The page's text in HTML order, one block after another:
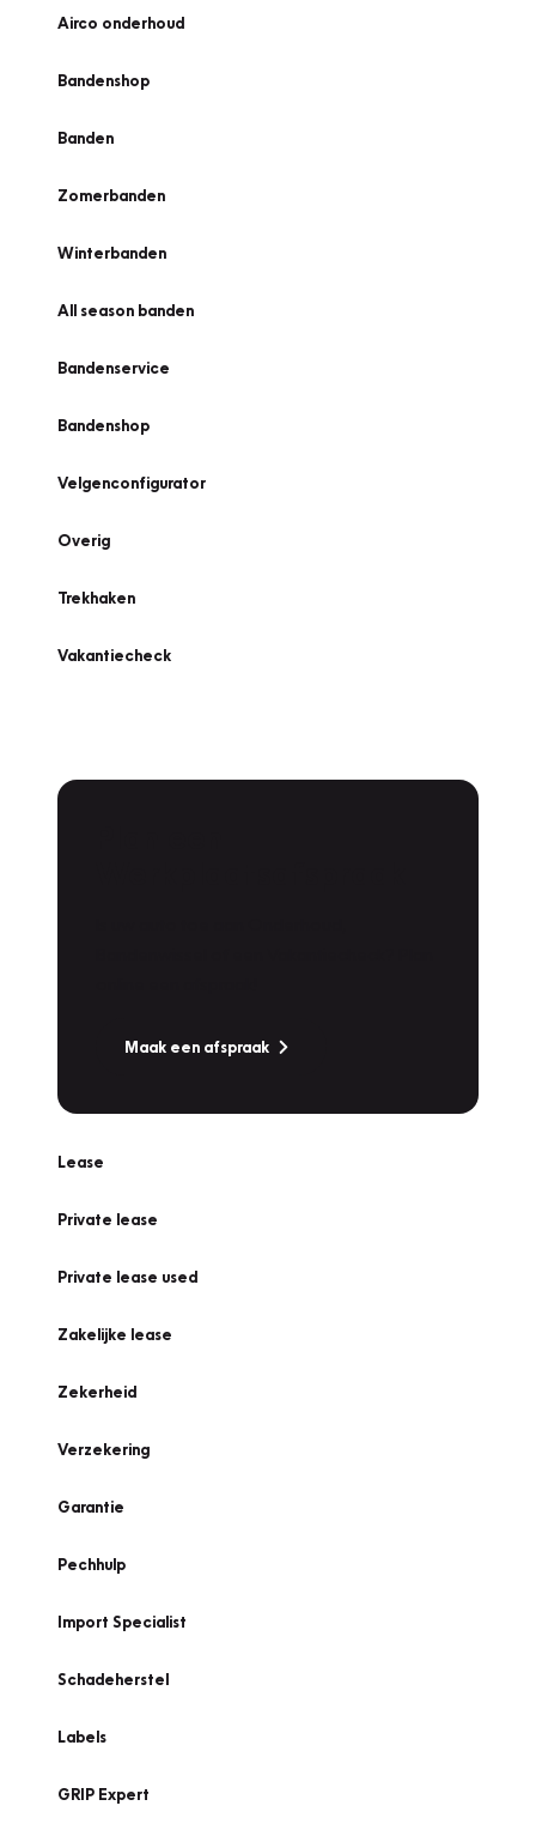
Airco onderhoud
Bandenshop
Banden
Zomerbanden
Winterbanden
All season banden
Bandenservice
Bandenshop
Velgenconfigurator
Overig
Trekhaken
Vakantiecheck
Maak een afspraak
Lease
Private lease
Private lease used
Zakelijke lease
Zekerheid
Verzekering
Garantie
Pechhulp
Import Specialist
Schadeherstel
Labels
GRIP Expert